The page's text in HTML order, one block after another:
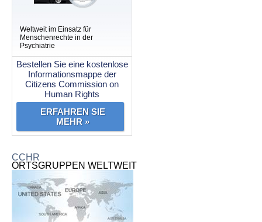
Weltweit im Einsatz für
Menschenrechte in der
Psychiatrie
Bestellen Sie eine kostenlose
Informationsmappe der
Citizens Commission on
Human Rights
ERFAHREN SIE
MEHR »
CCHR
ORTSGRUPPEN WELTWEIT